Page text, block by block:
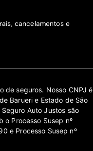
cancelamentos e
de seguros. Nosso CNPJ é
Barueri e Estado de São
Auto Justos são
o Processo Susep nº
e Processo Susep nº